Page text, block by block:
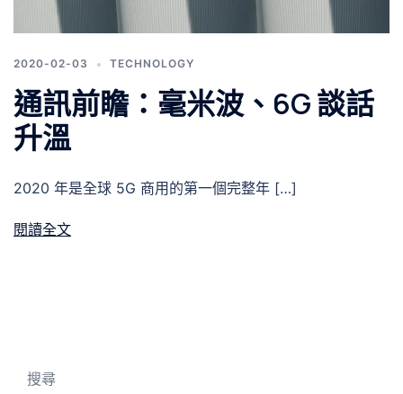
2020-02-03 TECHNOLOGY
通訊前瞻：毫米波、6G 談話
升溫
2020 年是全球 5G 商用的第一個完整年 […]
閱讀全文
搜尋